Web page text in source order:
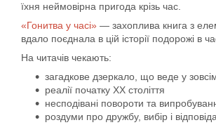
їхня неймовірна пригода крізь час.
«Гонитва у часі» — захоплива книга з
вдало поєднала в цій історії подорожі в
На читачів чекають:
загадкове дзеркало, що веде у
реалії початку ХХ століття
несподівані повороти та
роздуми про дружбу, вибір і